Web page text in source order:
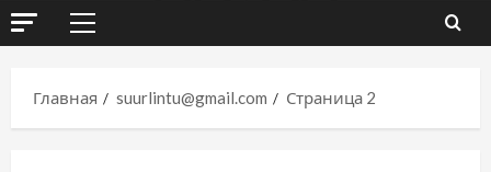
Главная suurlintu@gmail.com Страница 2